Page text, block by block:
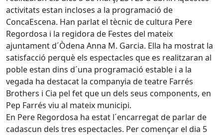
activitats estan incloses a la programació de
ConcaEscena. Han parlat el tècnic de cultura Pere
Regordosa i la regidora de Festes del mateix
ajuntament d´Òdena Anna M. Garcia. Ella ha mostrat la
satisfacció perquè els espectacles que es realitzaran al
poble estan dins d´una programació estable i a la
vegada ha destacat la companyia de teatre Farrés
Brothers i Cia pel fet que un dels seus components, en
Pep Farrés viu al mateix municipi.
En Pere Regordosa ha estat l´encarregat de parlar de
cadascun dels tres espectacles. Per començar el dia 5